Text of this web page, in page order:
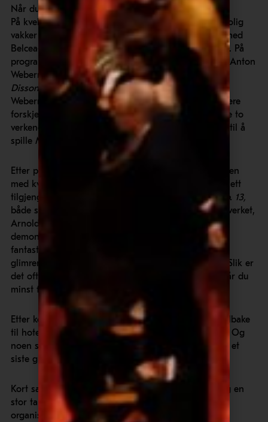
Når du minst venter det
På kvelden var det konsert i Rudolfinum, enda en utrolig
vakker konsertsal nede ved Moldau, denne gangen med
Belcea-kvartetten og sangerinnen Barbara Hannigan. På
programmet før pausen fremførte kvartetten verk av Anton
Webern og Mozart. Belcea-kvartetten spilte
Dissonanskvartetten, et ganske passende valg etter
Weberns
Five Movements, Op. 5. Kanskje for å markere
forskjellen – og kanskje også likhetene – mellom de to
verkene, gikk kvartetten rett over fra å spille Webern til å
spille Mozart, kun med en helnotes pause.
Etter pausen entret Barbara Hannigan scenen, sammen
med kvartetten. De maktet å gjøre en ikke alltid like lett
tilgjengelig musikk, Paul Hindemiths
Melancholie Op. 13,
både stemningsfull og gripende. I det etterfølgende verket,
Arnold Schönbergs
demonstrerte Hannigan 0g Belcea-kvartetten hvilke
fantastiske musikere de er og – ikke minst – hvilken
glimrende kvartettkomponist Arnold Schönberg var. Slik er
det ofte med konserter: Store opplevelser kommer når du
minst forventer det!
Etter konserten vandret deltakerne den korte veien tilbake
til hotellet, i en deilig fløyelsmyk sommertemperatur. Og
noen stoppet ved en av de utallige restaurantene for et
siste glass sammen før hjemreise mandag morgen.
Kort sagt: Det ble en turnéreise vi aldri glemmer! Og en
stor takk til venneforeningens Kjellaug Norr, som
organisator og turguide!